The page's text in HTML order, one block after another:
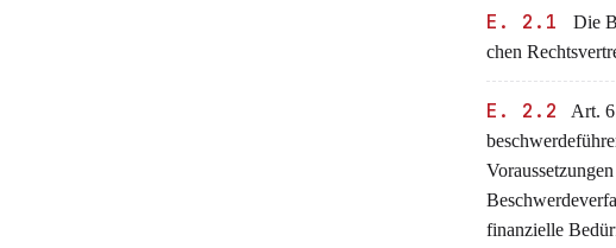
E. 2.1
Die
chen
E. 2.2
Art.
finanzielle